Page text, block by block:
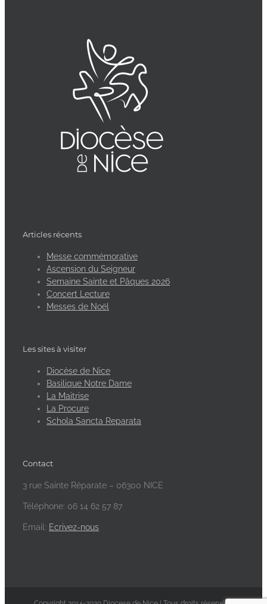
Articles récents
Messe commémorative
Ascension du Seigneur
Semaine Sainte et Pâques 2026
Concert Lecture
Messes de Noël
Les sites à visiter
Diocèse de Nice
Basilique Notre Dame
La Maitrise
La Procure
Schola Sancta Reparata
Contact
3 rue Sainte Réparate – 06300 NICE
Téléphone: 06 14 62 57 87
Email: Ecrivez-nous